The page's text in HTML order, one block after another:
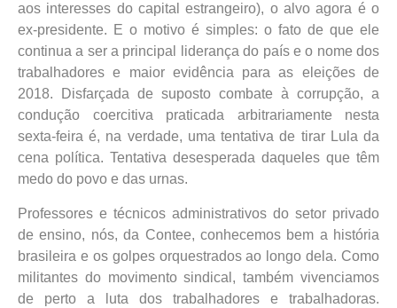
aos interesses do capital estrangeiro), o alvo agora é o
ex-presidente. E o motivo é simples: o fato de que ele
continua a ser a principal liderança do país e o nome dos
trabalhadores e maior evidência para as eleições de
2018. Disfarçada de suposto combate à corrupção, a
condução coercitiva praticada arbitrariamente nesta
sexta-feira é, na verdade, uma tentativa de tirar Lula da
cena política. Tentativa desesperada daqueles que têm
medo do povo e das urnas.
Professores e técnicos administrativos do setor privado
de ensino, nós, da Contee, conhecemos bem a história
brasileira e os golpes orquestrados ao longo dela. Como
militantes do movimento sindical, também vivenciamos
de perto a luta dos trabalhadores e trabalhadoras.